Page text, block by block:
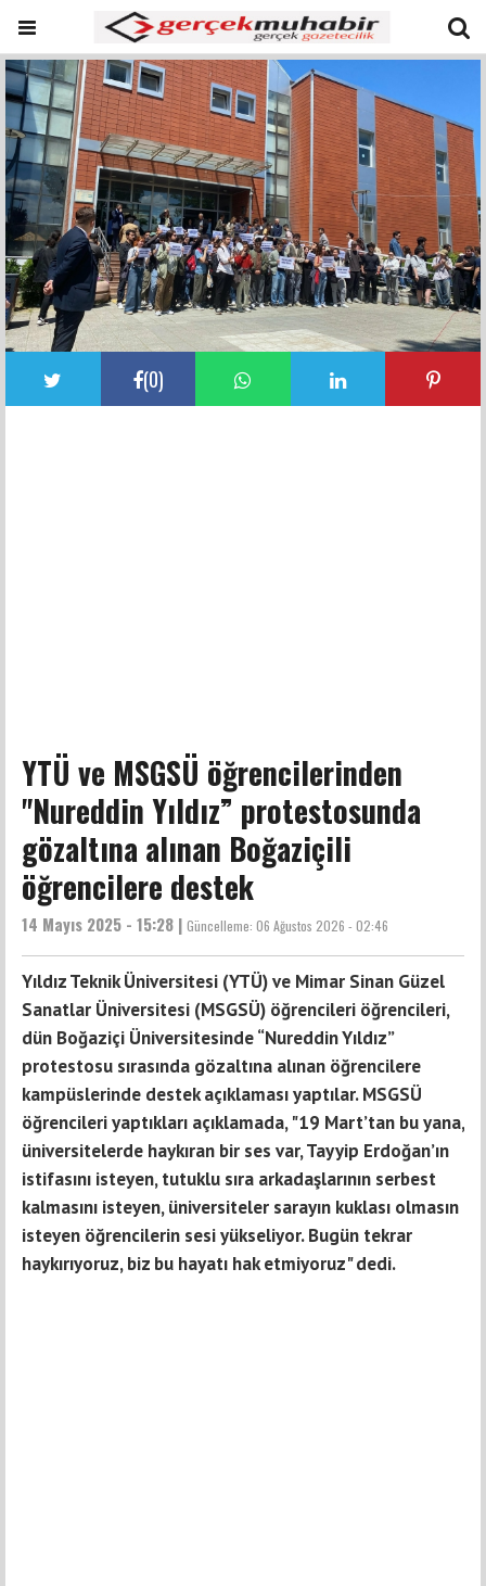
(0)
YTÜ ve MSGSÜ öğrencilerinden
"Nureddin Yıldız” protestosunda
gözaltına alınan Boğaziçili
öğrencilere destek
14 Mayıs 2025 - 15:28 | Güncelleme: 06 Ağustos 2026 - 02:46
Yıldız Teknik Üniversitesi (YTÜ) ve Mimar Sinan Güzel
Sanatlar Üniversitesi (MSGSÜ) öğrencileri öğrencileri,
dün Boğaziçi Üniversitesinde “Nureddin Yıldız”
protestosu sırasında gözaltına alınan öğrencilere
kampüslerinde destek açıklaması yaptılar. MSGSÜ
öğrencileri yaptıkları açıklamada, "19 Mart’tan bu yana,
üniversitelerde haykıran bir ses var, Tayyip Erdoğan’ın
istifasını isteyen, tutuklu sıra arkadaşlarının serbest
kalmasını isteyen, üniversiteler sarayın kuklası olmasın
isteyen öğrencilerin sesi yükseliyor. Bugün tekrar
haykırıyoruz, biz bu hayatı hak etmiyoruz" dedi.